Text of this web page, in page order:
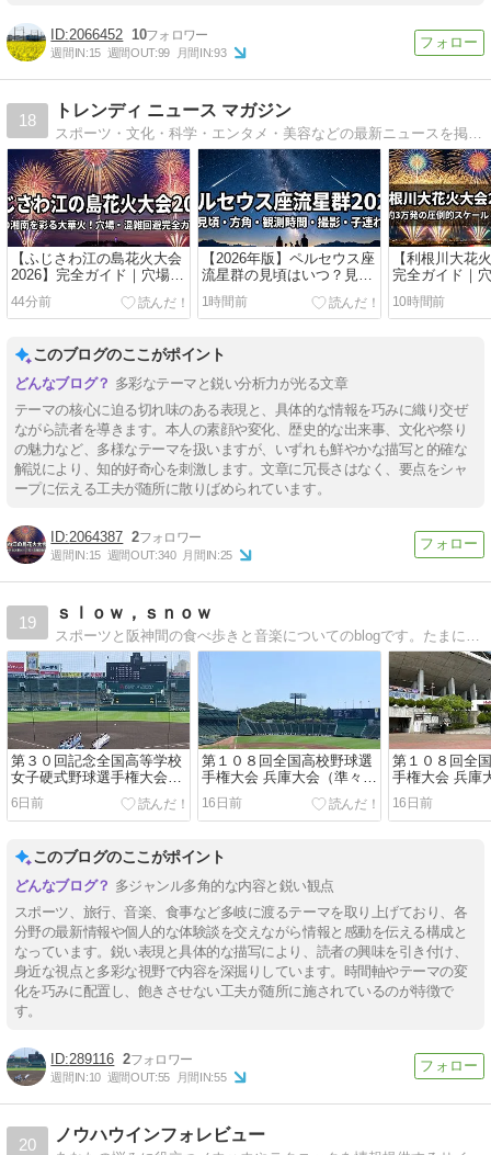
2066452 10
週間IN:15 週間OUT:99 月間IN:93
18
トレンディ ニュース マガジン
スポーツ・文化・科学・エンタメ・美容などの最新ニュースを掲載します.東京五輪
【ふじさわ江の島花火大会
2026】完全ガイド｜穴場ス
ポット7選・屋台・駐車
場・子連れ混雑回避と帰り
44分前
【2026年版】ペルセウス座
流星群の見頃はいつ？見え
る方角・観測時間・持ち
物・スマホ撮影・子連れ対
1時間前
【利根川大花
完全ガイド｜
7選・屋台・
れ混雑回避と
10時間前
このブログのここがポイント
多彩なテーマと鋭い分析力が光る文章
テーマの核心に迫る切れ味のある表現と、具体的な情報を巧みに織り交ぜ
ながら読者を導きます。本人の素顔や変化、歴史的な出来事、文化や祭り
の魅力など、多様なテーマを扱いますが、いずれも鮮やかな描写と的確な
解説により、知的好奇心を刺激します。文章に冗長さはなく、要点をシャ
ープに伝える工夫が随所に散りばめられています。
2064387 2
週間IN:15 週間OUT:340 月間IN:25
19
ｓｌｏｗ，ｓｎｏｗ
スポーツと阪神間の食べ歩きと音楽についてのblogです。たまに地元の事について書いている時もあります。
第３０回記念全国高等学校
女子硬式野球選手権大会
（決勝戦）「神戸広陵 vs
学法石川」
6日前
第１０８回全国高校野球選
手権大会 兵庫大会（準々決
勝）「東播磨 vs 社」
16日前
第１０８回全
手権大会 兵庫
勝）「神戸国
校 vs 三田松聖
16日前
このブログのここがポイント
多ジャンル多角的な内容と鋭い観点
スポーツ、旅行、音楽、食事など多岐に渡るテーマを取り上げており、各
分野の最新情報や個人的な体験談を交えながら情報と感動を伝える構成と
なっています。鋭い表現と具体的な描写により、読者の興味を引き付け、
身近な視点と多彩な視野で内容を深掘りしています。時間軸やテーマの変
化を巧みに配置し、飽きさせない工夫が随所に施されているのが特徴で
す。
289116 2
週間IN:10 週間OUT:55 月間IN:55
20
ノウハウインフォレビュー